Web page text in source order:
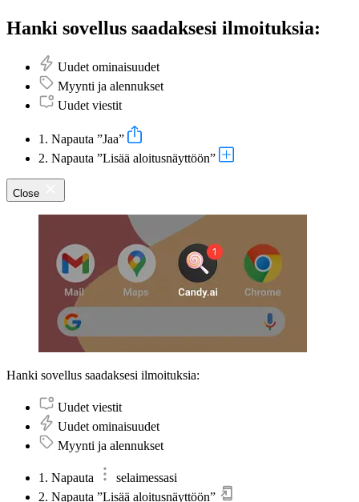
Hanki sovellus saadaksesi ilmoituksia:
Uudet ominaisuudet
Myynti ja alennukset
Uudet viestit
1. Napauta ”Jaa”
2. Napauta ”Lisää aloitusnäyttöön”
Close
Hanki sovellus saadaksesi ilmoituksia:
Uudet viestit
Uudet ominaisuudet
Myynti ja alennukset
1. Napauta
selaimessasi
2. Napauta ”Lisää aloitusnäyttöön”